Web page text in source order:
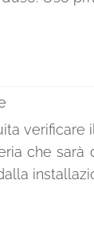
verificare
che sarà